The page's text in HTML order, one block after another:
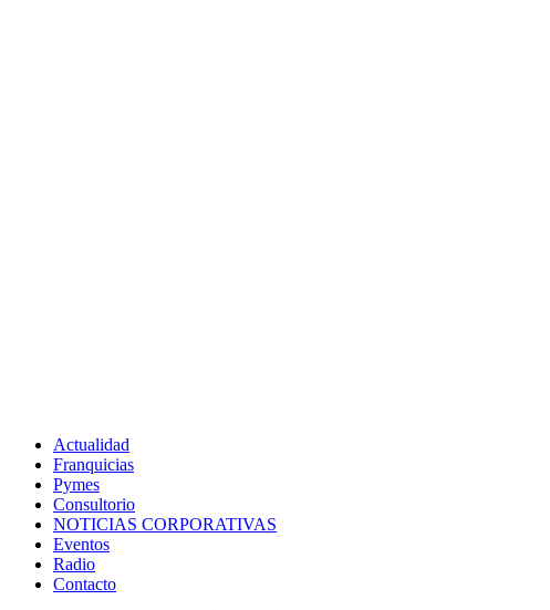
Actualidad
Franquicias
Pymes
Consultorio
NOTICIAS CORPORATIVAS
Eventos
Radio
Contacto